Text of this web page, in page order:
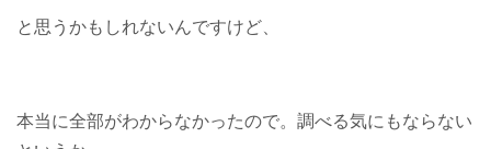
と思うかもしれないんですけど、
本当に全部がわからなかったので。調べる気にもならない